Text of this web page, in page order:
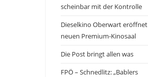
scheinbar mit der Kontrolle
Dieselkino Oberwart eröffnet
neuen Premium-Kinosaal
Die Post bringt allen was
FPÖ – Schnedlitz: „Bablers